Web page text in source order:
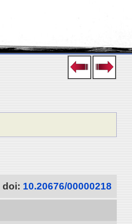
doi: 10.20676/00000218